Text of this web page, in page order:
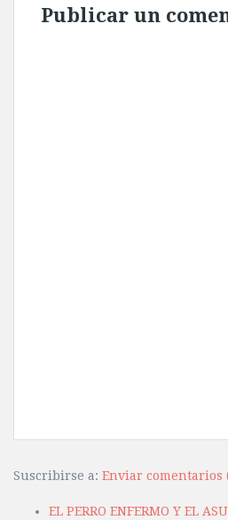
Publicar un
Suscribirse a: Enviar comentarios
EL PERRO ENFERMO Y EL